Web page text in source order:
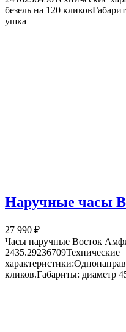
безель на 120
ушка
Наручные часы
27 990 ₽
Часы наручные Восток
2435.29236709Технические
кликов.Габариты: диаметр